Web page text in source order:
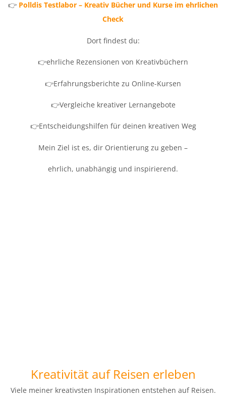
👉 Polldis Testlabor – Kreativ Bücher und Kurse im ehrlichen
Check
Dort findest du:
👉ehrliche Rezensionen von Kreativbüchern
👉Erfahrungsberichte zu Online-Kursen
👉Vergleiche kreativer Lernangebote
👉Entscheidungshilfen für deinen kreativen Weg
Mein Ziel ist es, dir Orientierung zu geben –
ehrlich, unabhängig und inspirierend.
Kreativität auf Reisen erleben
Viele meiner kreativsten Inspirationen entstehen auf Reisen.